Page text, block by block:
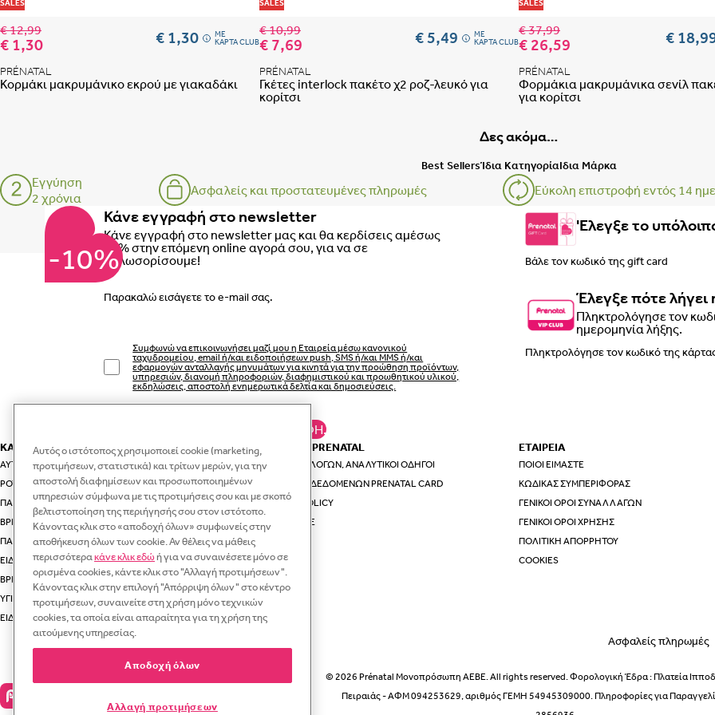
Οδηγός μεγεθών μαμάς
ΕΣΩΡΟΥΧΑ ΕΓΚΥΜΟΣΥΝΗΣ
ΒΗΜΑ 1
ΕΣΩΡΟΥΧΑ ΕΓΚΥΜΟΣΥΝΗΣ
ΕΣΩΡΟΥΧΑ ΓΙΑ ΜΕΤΑ ΤΟΝ
SALES
€ 12,99
€ 1,30 € 1,30 ME
ΚΑΡΤΑ CLUB
PRÉNATAL
Κορμάκι μακρυμάνικο εκρού με γιακαδάκι
SALES
€ 10,99
€ 7,69 € 5,49 ME
ΚΑΡΤΑ CLUB
PRÉNATAL
Γκέτες interlock πακέτο χ2 ροζ-λευκό για
κορίτσι
SALES
€ 37,99
€ 26,59 €
PRÉNATAL
Φορμάκια μακρυμάνικα σενίλ
για κορίτσι
Δες ακόμα…
Best SellersΊδια ΚατηγορίαΙδια Μάρκα
Εγγύηση
2 χρόνια
Ασφαλείς και προστατευμένες πληρωμές Εύκολη επιστροφή εντός 14
-10%
Κάνε εγγραφή στο newsletter
Κάνε εγγραφή στο newsletter μας και θα κερδίσεις αμέσως
10% στην επόμενη online αγορά σου, για να σε
καλωσορίσουμε!
Email
Συμφωνώ να επικοινωνήσει μαζί μου η Εταιρεία μέσω κανονικού
ταχυδρομείου, email ή/και ειδοποιήσεων push, SMS ή/και MMS ή/και
εφαρμογών ανταλλαγής μηνυμάτων για κινητά για την προώθηση προϊόντων,
υπηρεσιών, διανομή πληροφοριών, διαφημιστικού και προωθητικού υλικού,
εκδηλώσεις, αποστολή ενημερωτικά δελτία και δημοσιεύσεις.
ΚΆΝΕ ΕΓΓΡΑΦΉ.
'Ελεγξε το
Έλεγξε πότε
Πληκτρολόγησε τον
ημερομηνία λήξης.
ΚΑΤΗΓΟΡΙΕΣ
ΑΥΤΟΚΊΝΗΤΟ & ΤΑΞΊΔΙ
ΡΟΎΧΑ ΚΑΙ ΑΞΕΣΟΥΆΡ ΓΙΑ ΤΗ ΜΑΜΆ
ΠΑΙΔΙΚΆ ΡΟΎΧΑ
ΒΡΕΦΙΚΆ ΡΟΎΧΑ
ΠΑΙΔΙΚΆ ΠΑΠΟΎΤΣΙΑ
ΕΊΔΗ ΓΙΑ ΤΗ ΒΌΛΤΑ ΜΕ ΤΟ ΜΩΡΌ ΣΑΣ
ΒΡΕΦΙΚΆ ΚΑΙ ΠΑΙΔΙΚΆ ΕΊΔΗ ΓΙΑ ΤΟ ΣΠΊΤΙ
ΥΓΙΕΙΝΉ
ΕΊΔΗ ΦΑΓΗΤΟΎ ΓΙΑ ΜΩΡΆ
ΕΣΥ ΚΑΙ Η PRENATAL
ΟΔΗΓΟΊ ΕΠΙΛΟΓΏΝ, ΑΝΑΛΥΤΙΚΟΊ ΟΔΗΓΟΊ
ΠΡΟΣΤΑΣΊΑ ΔΕΔΟΜΈΝΩΝ PRENATAL CARD
VIP CLUB POLICY
RECYCLE.ME
ΕΤΑΙΡΕΙΑ
ΠΟΙΟΙ ΕΊΜΑΣΤΕ
ΚΏΔΙΚΑΣ ΣΥΜΠΕΡΙΦΟΡΆΣ
ΓΕΝΙΚΟΊ ΌΡΟΙ ΣΥΝΑΛΛΑΓΏΝ
ΓΕΝΙΚΟΊ ΌΡΟΙ ΧΡΉΣΗΣ
ΠΟΛΙΤΙΚΉ ΑΠΟΡΡΉΤΟΥ
COOKIES
Ασφαλείς πληρωμές
© 2026 Prénatal Μονοπρόσωπη ΑΕΒΕ. All rights reserved. Φορολογική Έδρα : Πλατεία
Πειραιάς - ΑΦΜ 094253629, αριθμός ΓΕΜΗ 54945309000. Πληροφορίες για
Αυτός ο ιστότοπος χρησιμοποιεί cookie (marketing,
προτιμήσεων, στατιστικά) και τρίτων μερών, για την
αποστολή διαφημίσεων και προσωποποιημένων
υπηρεσιών σύμφωνα με τις προτιμήσεις σου και με σκοπό
βελτιστοποίηση της περιήγησής σου στον ιστότοπο.
Κάνοντας κλικ στο «αποδοχή όλων» συμφωνείς στην
αποθήκευση όλων των cookie. Αν θέλεις να μάθεις
περισσότερακάνε κλικ εδώή για να συναινέσετε μόνο σε
ορισμένα cookies, κάντε κλικ στο "Αλλαγή προτιμήσεων".
Κάνοντας κλικ στην επιλογή "Απόρριψη όλων" στο κέντρο
προτιμήσεων, συναινείτε στη χρήση μόνο τεχνικών
cookies, τα οποία είναι απαραίτητα για τη χρήση της
αιτούμενης υπηρεσίας.
Αποδοχή όλων
Αλλαγή προτιμήσεων